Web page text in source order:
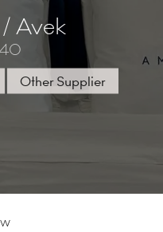
Avek
Other Supplier